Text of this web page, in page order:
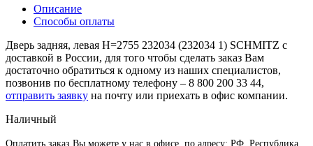
Описание
Способы оплаты
Дверь задняя, левая H=2755 232034 (232034 1) SCHMITZ с
доставкой в России, для того чтобы сделать заказ Вам
достаточно обратиться к одному из наших специалистов,
позвонив по бесплатному телефону – 8 800 200 33 44,
отправить заявку на почту или приехать в офис компании.
Наличный
Оплатить заказ Вы можете у нас в офисе, по адресу: РФ, Республика